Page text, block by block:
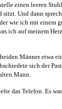
einen leeren
sitzt. Und dann
wie ich mit einem
ich auf meinem
Männer etwa
sich der
Mann.
das Telefon. Es